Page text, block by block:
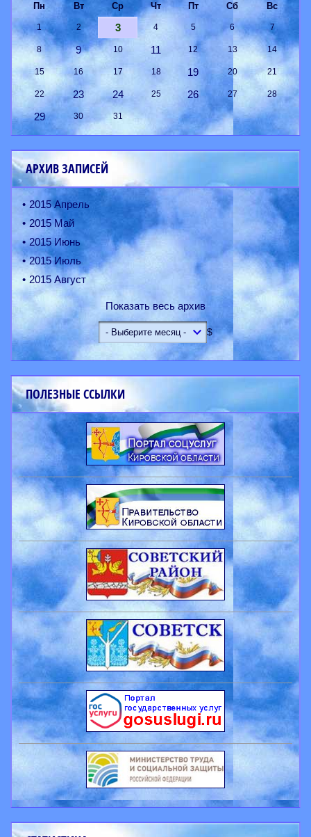
Пн Вт Ср Чт Пт Сб Вс
1 2 3 4 5 6 7
8 9 10 11 12 13 14
15 16 17 18 19 20 21
22 23 24 25 26 27 28
29 30 31
АРХИВ ЗАПИСЕЙ
2015 Апрель
2015 Май
2015 Июнь
2015 Июль
2015 Август
Показать весь архив
$
ПОЛЕЗНЫЕ ССЫЛКИ